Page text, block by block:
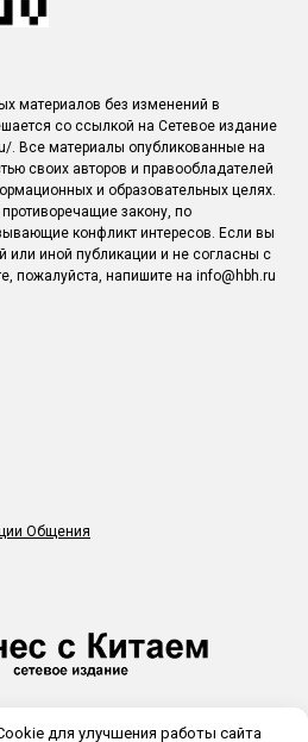
материалов без изменений в
со ссылкой на Сетевое издание
. Все материалы опубликованные на
своих авторов и правообладателей
и образовательных целях.
закону, по
конфликт интересов. Если вы
или иной публикации и не согласны с
пожалуйста, напишите на info@hbh.ru
Общения
для улучшения работы сайта